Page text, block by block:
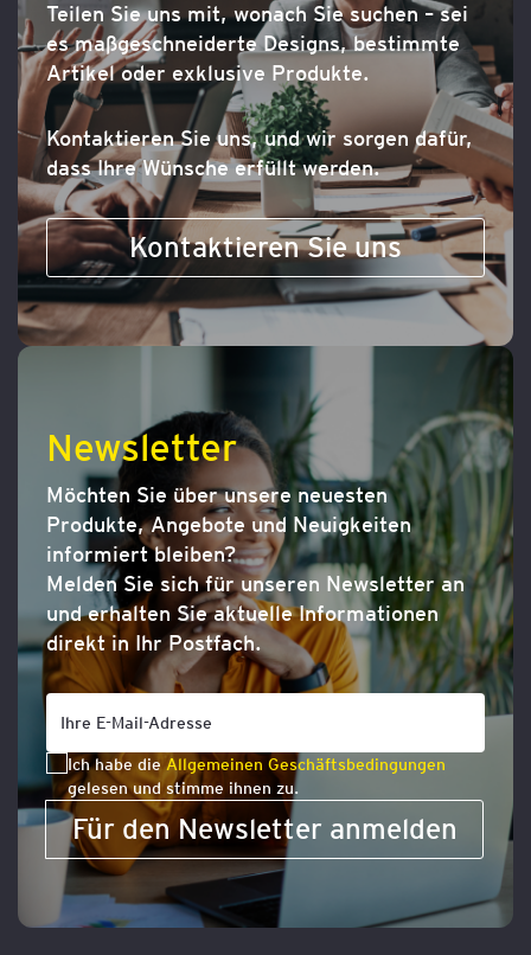
Teilen Sie uns mit, wonach Sie suchen – sei
es maßgeschneiderte Designs, bestimmte
Artikel oder exklusive Produkte.
Kontaktieren Sie uns, und wir sorgen dafür,
dass Ihre Wünsche erfüllt werden.
Kontaktieren Sie uns
Newsletter
Möchten Sie über unsere neuesten
Produkte, Angebote und Neuigkeiten
informiert bleiben?
Melden Sie sich für unseren Newsletter an
und erhalten Sie aktuelle Informationen
direkt in Ihr Postfach.
Ich habe dieAllgemeinen Geschäftsbedingungen
gelesen und stimme ihnen zu.
Für den Newsletter anmelden